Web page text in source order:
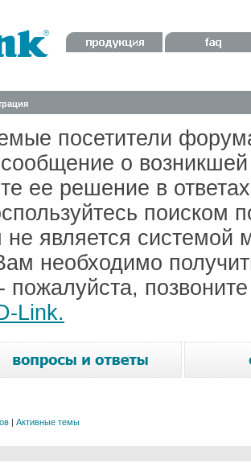
посетители
о
ее решение в
поиском
является системой
необходимо
пожалуйста,
Link.
| Активные темы